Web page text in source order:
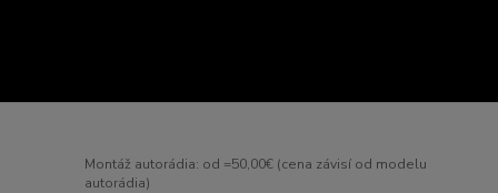
Montáž autorádia: od =50,00€ (cena závisí od modelu
autorádia)